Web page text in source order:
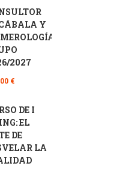
Y
2027
€
DE I
EL
DE
LA